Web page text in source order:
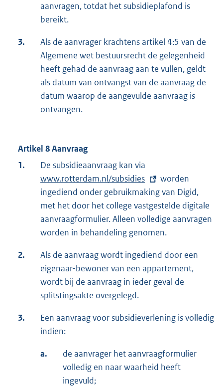
aanvragen, totdat het subsidieplafond is
bereikt.
3.
Als de aanvrager krachtens artikel 4:5 van de
Algemene wet bestuursrecht de gelegenheid
heeft gehad de aanvraag aan te vullen, geldt
als datum van ontvangst van de aanvraag de
datum waarop de aangevulde aanvraag is
ontvangen.
Artikel 8 Aanvraag
1.
De subsidieaanvraag kan via
t
e
r
n
l
i
n
www.rotterdam.nl/subsidies
worden
ingediend onder gebruikmaking van Digid,
met het door het college vastgestelde digitale
aanvraagformulier. Alleen volledige aanvragen
worden in behandeling genomen.
2.
Als de aanvraag wordt ingediend door een
eigenaar-bewoner van een appartement,
wordt bij de aanvraag in ieder geval de
splitstingsakte overgelegd.
3.
Een aanvraag voor subsidieverlening is volledig
indien:
a.
de aanvrager het aanvraagformulier
volledig en naar waarheid heeft
ingevuld;